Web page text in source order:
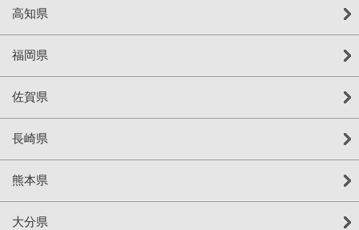
高知県
福岡県
佐賀県
長崎県
熊本県
大分県